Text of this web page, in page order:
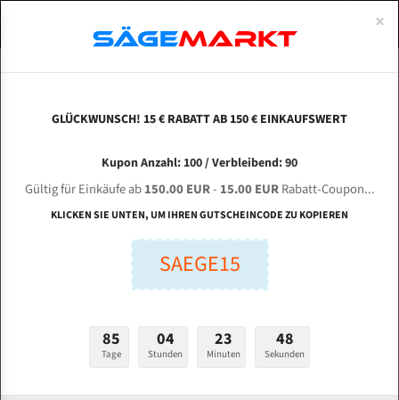
BERNARDO MSB 460 H für 5200 mm Bi-Metall
Bandsägeblätter
Bandsägeblätter für Bernardo
Länge (mm):
ABOUTS
ENGLISH
Bi-Metall Meterware
Fleischerei Bandsägeblätter
Bandmesser Glatt Meterware
Konvex Meterware
×
GLÜCKWUNSCH! 15 € RABATT AB 150 € EINKAUFSWERT
Kupon Anzahl: 100 / Verbleibend: 90
Gültig für Einkäufe ab150.00 EUR- 15.00 EURRabatt-Coupon...
KLICKEN SIE UNTEN, UM IHREN GUTSCHEINCODE ZU KOPIEREN
SAEGE15
85
Tage
04
Stunden
23
Minuten
47
Sekunden